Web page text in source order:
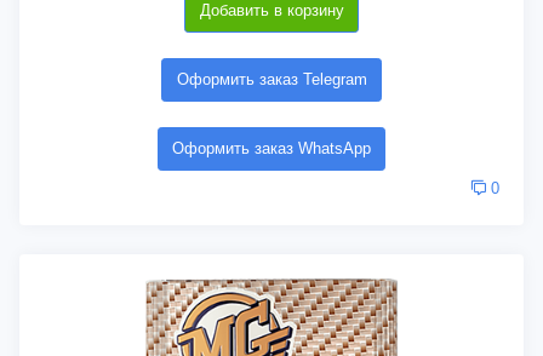
Добавить в корзину
Оформить заказ Telegram
Оформить заказ WhatsApp
0